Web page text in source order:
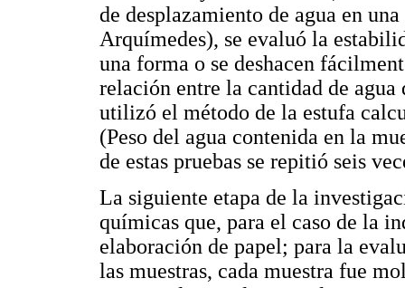
de desplazamiento de agua en
Arquímedes), se evaluó la
una forma o se deshacen
relación entre la cantidad de agua
utilizó el método de la estufa
(Peso del agua contenida en la
de estas pruebas se repitió seis
La siguiente etapa de la
químicas que, para el caso de la
elaboración de papel; para la
las muestras, cada muestra fue